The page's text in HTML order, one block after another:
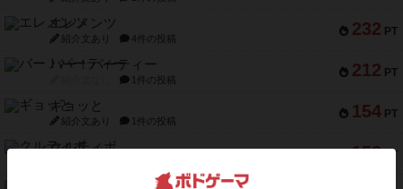
232 PT
エレメンツ
紹介文あり 4件の投稿
212 PT
バー！パーティー
1件の投稿
154 PT
ギョッと
紹介文あり 1件の投稿
152 PT
クルティボ